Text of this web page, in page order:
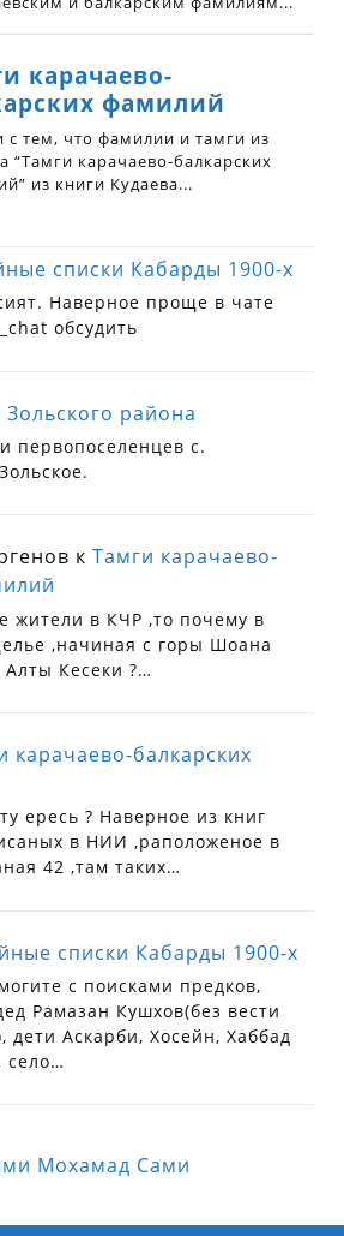
списки Кабарды 1900-х
Наверное проще в чате
обсудить
района
первопоселенцев с.
кТамги карачаево-
жители в КЧР ,то почему в
,начиная с горы Шоана
Кесеки ?…
карачаево-балкарских
ересь ? Наверное из книг
в НИИ ,раположеное в
42 ,там таких…
списки Кабарды 1900-х
с поисками предков,
Рамазан Кушхов(без вести
дети Аскарби, Хосейн, Хаббад
село…
Мохамад Сами